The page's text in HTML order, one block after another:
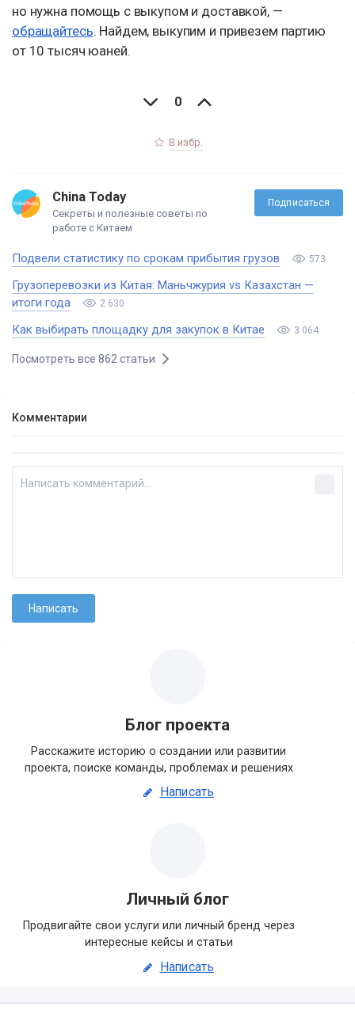
но нужна помощь с выкупом и доставкой, —
обращайтесь. Найдем, выкупим и привезем партию
от 10 тысяч юаней.
0
В избр.
Подписаться
China Today
Секреты и полезные советы по
работе с Китаем
Подвели статистику по срокам прибытия грузов 573
Грузоперевозки из Китая: Маньчжурия vs Казахстан —
итоги года
2 630
Как выбирать площадку для закупок в Китае 3 064
Посмотреть все 862 статьи
Комментарии
Блог проекта
Расскажите историю о создании или развитии
проекта, поиске команды, проблемах и решениях
Написать
Личный блог
Продвигайте свои услуги или личный бренд через
интересные кейсы и статьи
Написать